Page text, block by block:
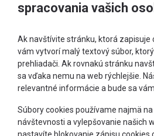
Slnečné okuliare
Športové okuliare
Teraz letíinfo@optimeye.sk
spracovania vašich
Ak navštívite stránku, ktorá zapisuje
vám vytvorí malý textový súbor,
prehliadači. Ak rovnakú stránku
sa vďaka nemu na web rýchlejšie.
relevantné informácie a bude sa
Súbory cookies používame najmä
návštevnosti a vylepšovanie našich